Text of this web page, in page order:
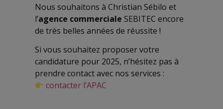
Nous souhaitons à Christian Sébilo et
l’agence commerciale SEBITEC encore
de très belles années de réussite !
Si vous souhaitez proposer votre
candidature pour 2025, n’hésitez pas à
prendre contact avec nos services :
contacter l’APAC